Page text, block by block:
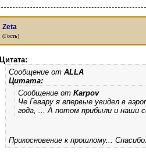
Zeta
(Гость)
Цитата:
Сообщение от ALLA
Цитата:
Сообщение от Karpov
Че Гевару я впервые увидел в
года, ... А потом прибыли и наши
Прикосновение к прошлому...